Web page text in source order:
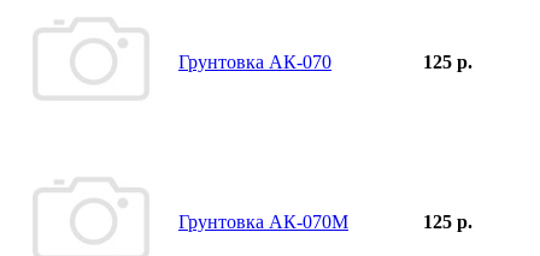
Грунтовка АК-070 125 р.
Грунтовка АК-070М 125 р.